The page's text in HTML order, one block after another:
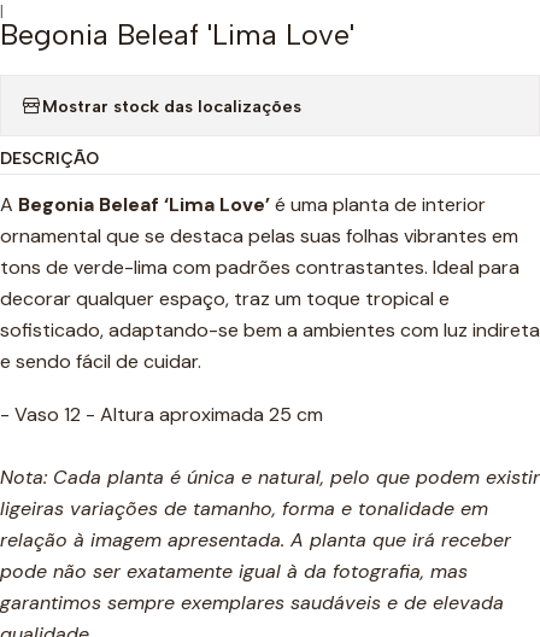
|
Begonia Beleaf 'Lima Love'
Mostrar stock das localizações
DESCRIÇÃO
A Begonia Beleaf ‘Lima Love’é uma planta de interior
ornamental que se destaca pelas suas folhas vibrantes em
tons de verde-lima com padrões contrastantes. Ideal para
decorar qualquer espaço, traz um toque tropical e
sofisticado, adaptando-se bem a ambientes com luz indireta
e sendo fácil de cuidar.
- Vaso 12 - Altura aproximada 25 cm
Nota: Cada planta é única e natural, pelo que podem existir
ligeiras variações de tamanho, forma e tonalidade em
relação à imagem apresentada. A planta que irá receber
pode não ser exatamente igual à da fotografia, mas
garantimos sempre exemplares saudáveis e de elevada